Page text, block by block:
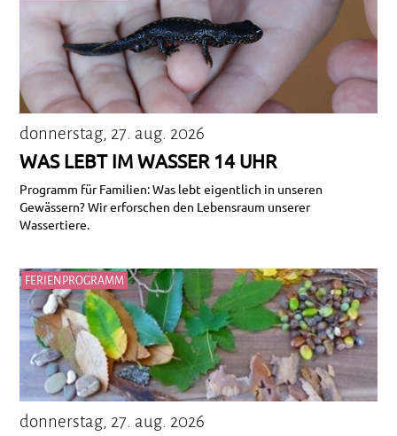
donnerstag, 27. aug. 2026
WAS LEBT IM WASSER 14 UHR
Programm für Familien: Was lebt eigentlich in unseren
Gewässern? Wir erforschen den Lebensraum unserer
Wassertiere.
FERIENPROGRAMM
donnerstag, 27. aug. 2026